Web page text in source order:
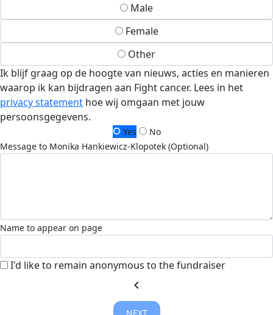
Male
Female
Other
Ik blijf graag op de hoogte van nieuws, acties en manieren
waarop ik kan bijdragen aan Fight cancer. Lees in het
privacy statement hoe wij omgaan met jouw
persoonsgegevens.
Yes
No
Message to Monika Hankiewicz-Klopotek (Optional)
Name to appear on page
I'd like to remain anonymous to the fundraiser
chevron_left
NEXT